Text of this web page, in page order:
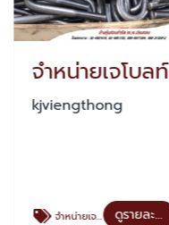
จำหน่ายเจโบลท์
kjviengthong
จำหน่ายเจโบลท์ ดูรายละเอียด